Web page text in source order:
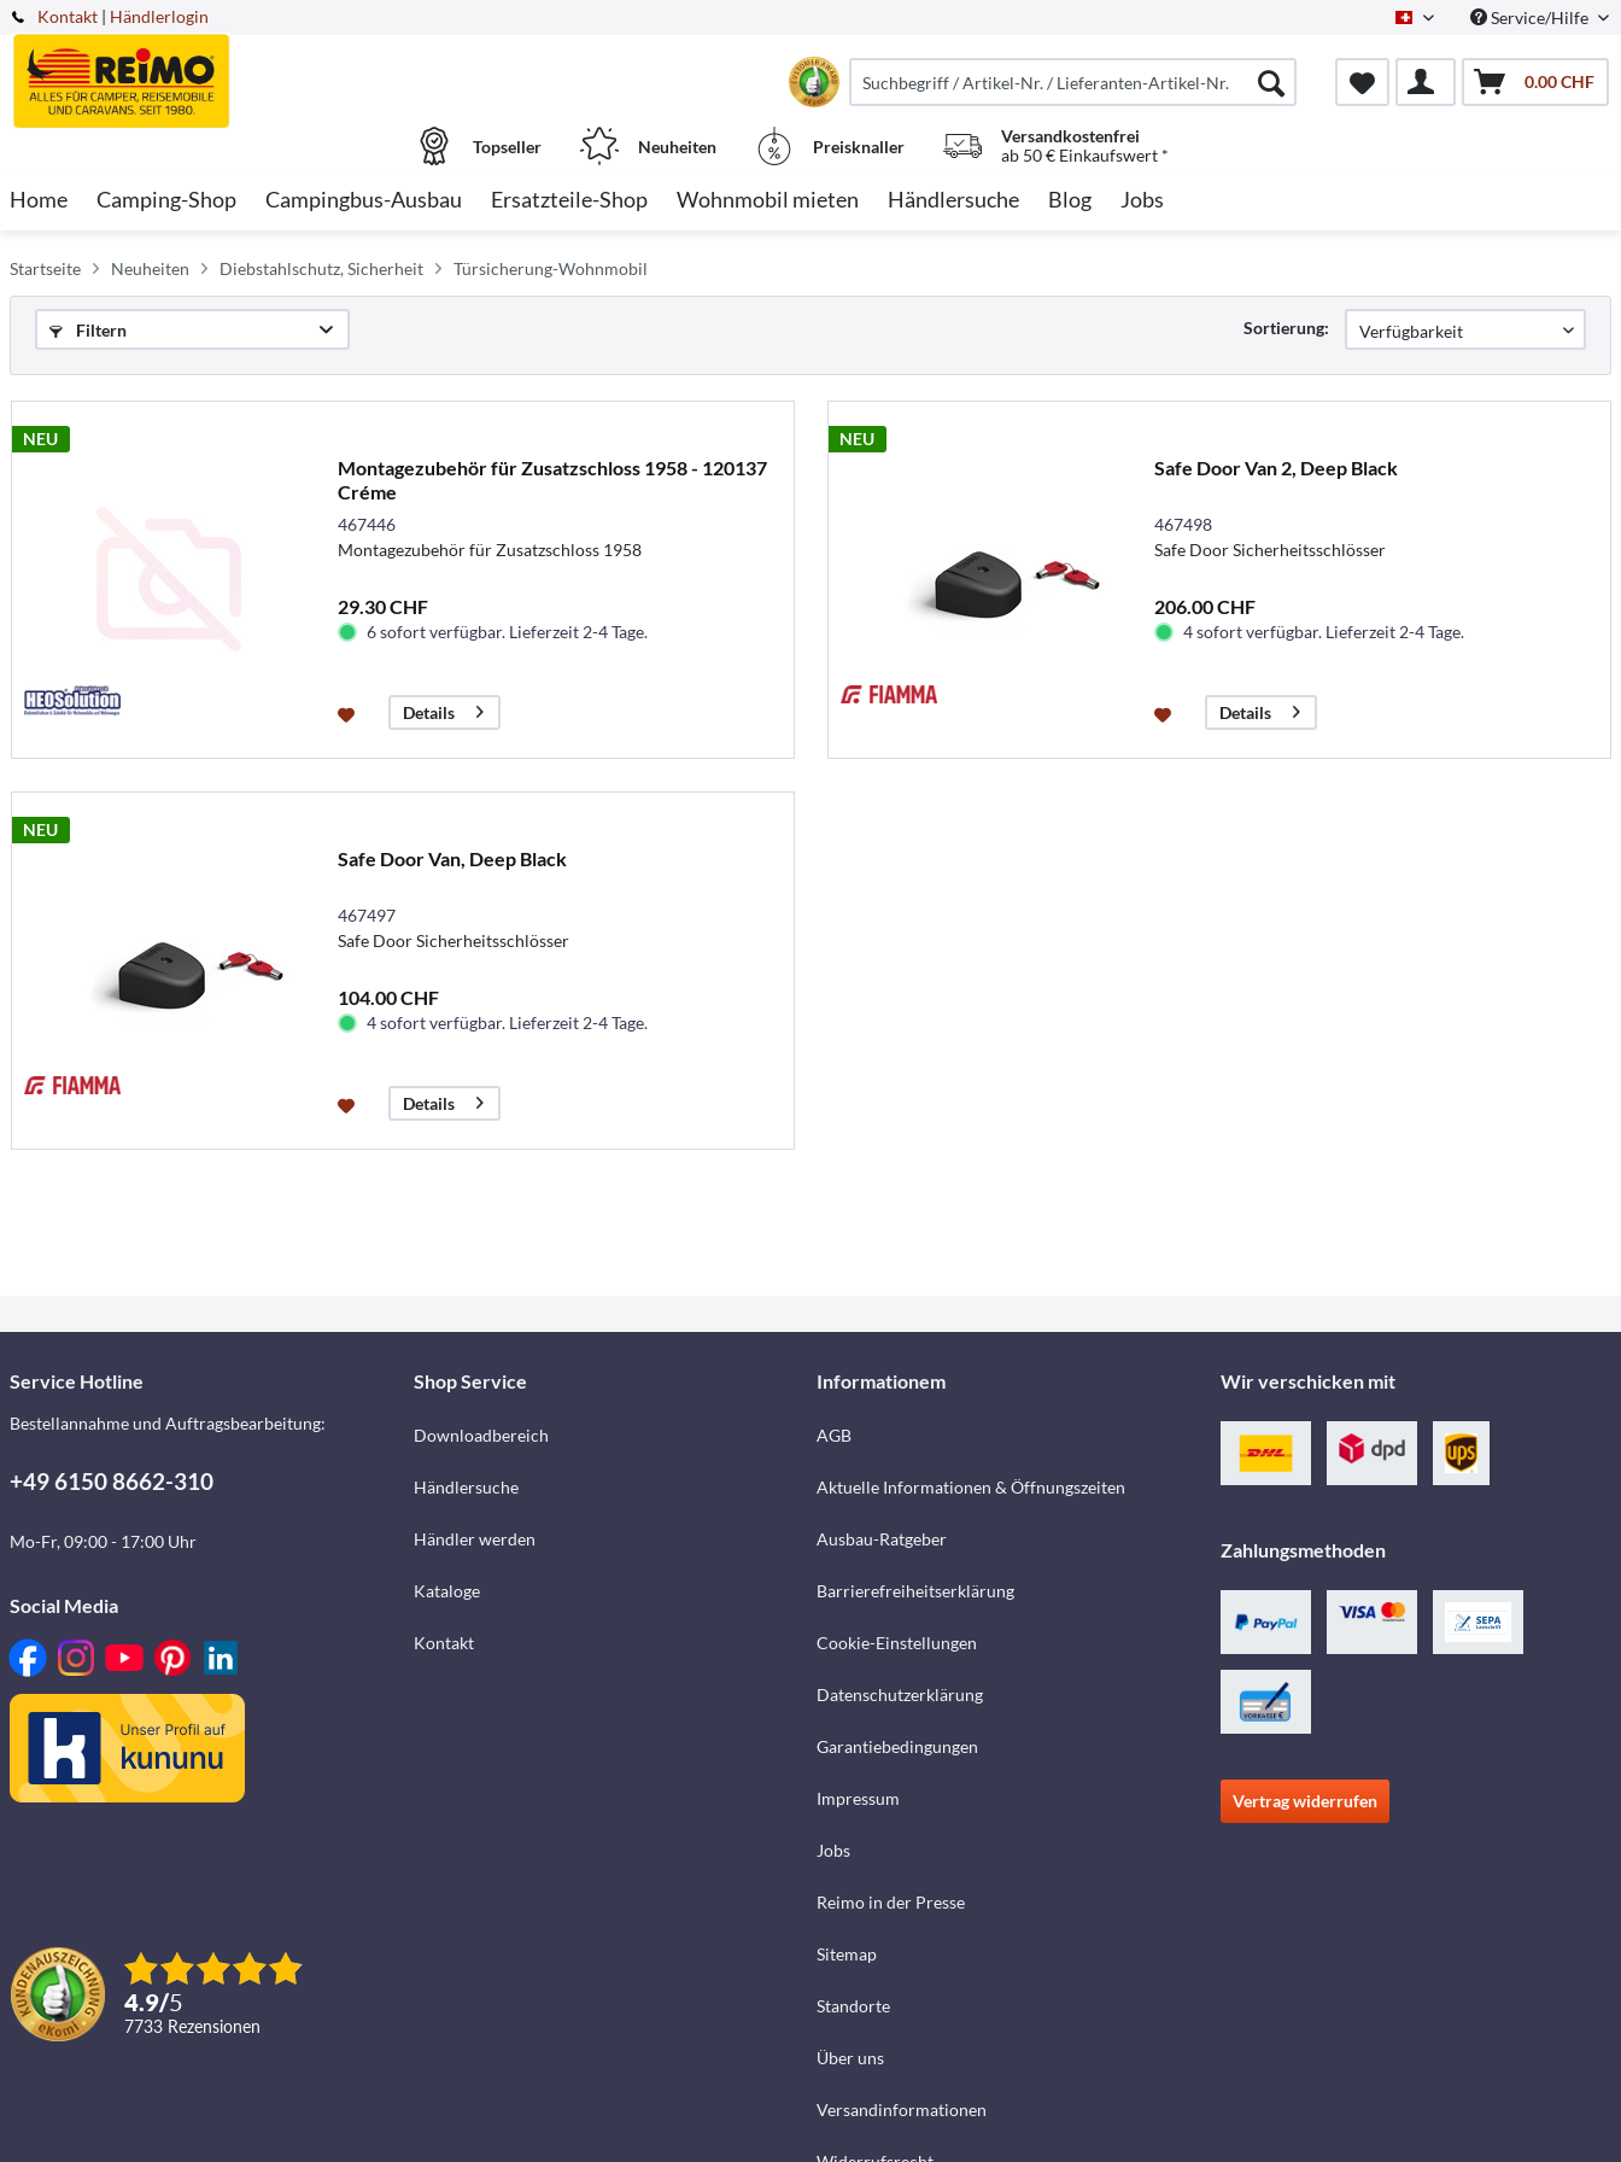
Kontakt Schweiz/DeutschService/Hilfe
| Händlerlogin
0.00 CHF
Topseller Neuheiten Preisknaller
Versandkostenfrei
ab 50 € Einkaufswert *
Home Camping-Shop Campingbus-Ausbau Ersatzteile-Shop Wohnmobil mieten Händlersuche Blog Jobs
Startseite Neuheiten Diebstahlschutz, Sicherheit Türsicherung-Wohnmobil
Filtern Sortierung:
NEU
Montagezubehör für Zusatzschloss 1958 - 120137
Créme
467446
Montagezubehör für Zusatzschloss 1958
29.30 CHF
6 sofort verfügbar. Lieferzeit 2-4 Tage.
Details
NEU
Safe Door Van 2, Deep Black
467498
Safe Door Sicherheitsschlösser
206.00 CHF
4 sofort verfügbar. Lieferzeit 2-4 Tage.
Details
NEU
Safe Door Van, Deep Black
467497
Safe Door Sicherheitsschlösser
104.00 CHF
4 sofort verfügbar. Lieferzeit 2-4 Tage.
Details
Service Hotline
Bestellannahme und Auftragsbearbeitung:
+49 6150 8662-310
Mo-Fr, 09:00 - 17:00 Uhr
Social Media
4.9/5
7733 Rezensionen
Shop Service
Downloadbereich
Händlersuche
Händler werden
Kataloge
Kontakt
Informationem
AGB
Aktuelle Informationen & Öffnungszeiten
Ausbau-Ratgeber
Barrierefreiheitserklärung
Cookie-Einstellungen
Datenschutzerklärung
Garantiebedingungen
Impressum
Jobs
Reimo in der Presse
Sitemap
Standorte
Über uns
Versandinformationen
Wir verschicken mit
Zahlungsmethoden
Vertrag widerrufen